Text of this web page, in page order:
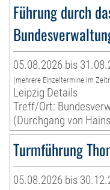
Führung durch
05.08.2026 bis
(mehrere Einzeltermine im
Leipzig Details
Treff/Ort:
(Durchgang von
Turmführung
05.08.2026 bis